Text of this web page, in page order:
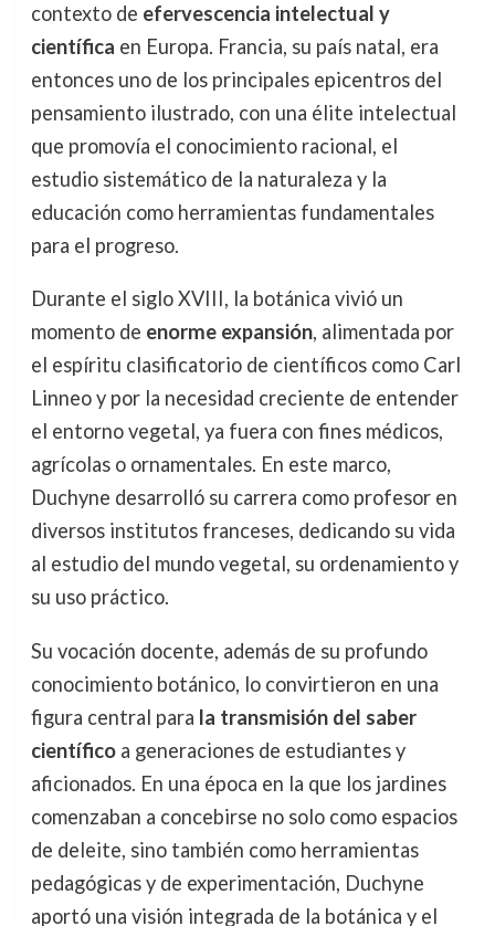
contexto de efervescencia intelectual y
científica en Europa. Francia, su país natal, era
entonces uno de los principales epicentros del
pensamiento ilustrado, con una élite intelectual
que promovía el conocimiento racional, el
estudio sistemático de la naturaleza y la
educación como herramientas fundamentales
para el progreso.
Durante el siglo XVIII, la botánica vivió un
momento de enorme expansión, alimentada por
el espíritu clasificatorio de científicos como Carl
Linneo y por la necesidad creciente de entender
el entorno vegetal, ya fuera con fines médicos,
agrícolas o ornamentales. En este marco,
Duchyne desarrolló su carrera como profesor en
diversos institutos franceses, dedicando su vida
al estudio del mundo vegetal, su ordenamiento y
su uso práctico.
Su vocación docente, además de su profundo
conocimiento botánico, lo convirtieron en una
figura central para la transmisión del saber
científicoa generaciones de estudiantes y
aficionados. En una época en la que los jardines
comenzaban a concebirse no solo como espacios
de deleite, sino también como herramientas
pedagógicas y de experimentación, Duchyne
aportó una visión integrada de la botánica y el